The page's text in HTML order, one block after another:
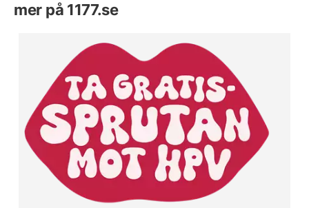
mer på 1177.se